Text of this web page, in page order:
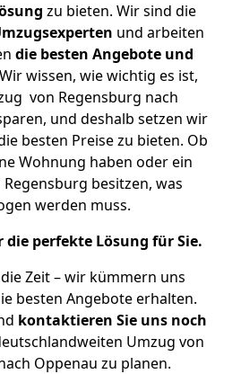
zu bieten. Wir sind die
und arbeiten
die besten Angebote und
wissen, wie wichtig es ist,
von Regensburg nach
und deshalb setzen wir
besten Preise zu bieten. Ob
Wohnung haben oder ein
besitzen, was
werden muss.
perfekte Lösung für Sie.
Zeit – wir kümmern uns
besten Angebote erhalten.
kontaktieren Sie uns noch
Umzug von
Oppenau zu planen.